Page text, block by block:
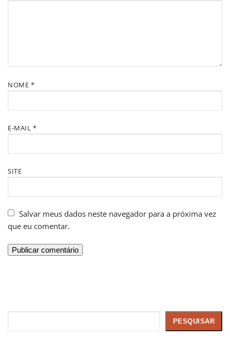
NOME *
E-MAIL *
SITE
Salvar meus dados neste navegador para a próxima vez
que eu comentar.
PESQUISAR